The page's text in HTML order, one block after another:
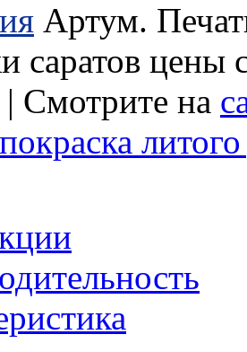
Артум.
саратов цены
| Смотрите на
покраска